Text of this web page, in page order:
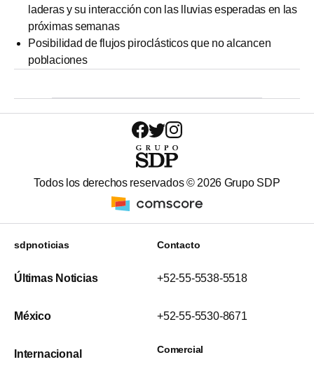
laderas y su interacción con las lluvias esperadas en las
próximas semanas
Posibilidad de flujos piroclásticos que no alcancen
poblaciones
Todos los derechos reservados © 2026 Grupo SDP
sdpnoticias
Últimas Noticias
México
Internacional
Contacto
+52-55-5538-5518
+52-55-5530-8671
Comercial